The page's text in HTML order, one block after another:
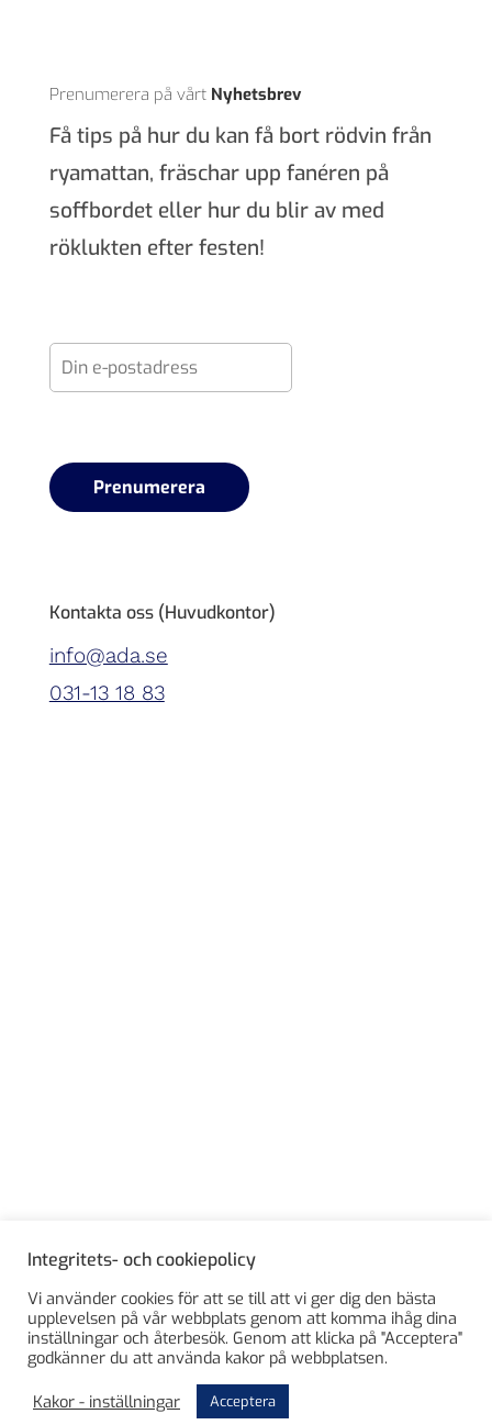
Prenumerera på vårt Nyhetsbrev
Få tips på hur du kan få bort rödvin från
ryamattan, fräschar upp fanéren på
soffbordet eller hur du blir av med
röklukten efter festen!
Kontakta oss (Huvudkontor)
info@ada.se
031-13 18 83
Integritets- och cookiepolicy
Vi använder cookies för att se till att vi ger dig den bästa
upplevelsen på vår webbplats genom att komma ihåg dina
inställningar och återbesök. Genom att klicka på "Acceptera"
godkänner du att använda kakor på webbplatsen.
Kakor - inställningar
Acceptera